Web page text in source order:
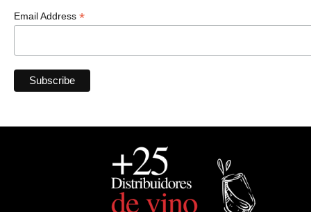
Email Address *